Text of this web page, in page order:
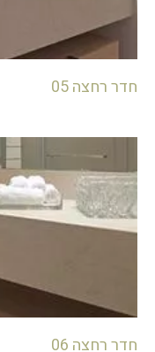
חדר רחצה 05
חדר רחצה 06